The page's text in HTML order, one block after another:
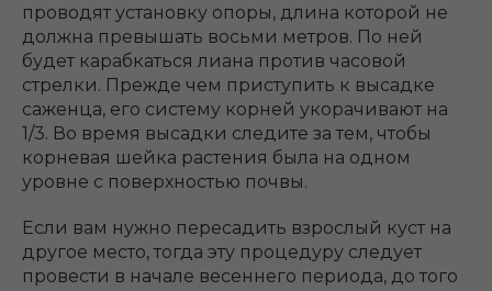
проводят установку опоры, длина которой не
должна превышать восьми метров. По ней
будет карабкаться лиана против часовой
стрелки. Прежде чем приступить к высадке
саженца, его систему корней укорачивают на
1/3. Во время высадки следите за тем, чтобы
корневая шейка растения была на одном
уровне с поверхностью почвы.
Если вам нужно пересадить взрослый куст на
другое место, тогда эту процедуру следует
провести в начале весеннего периода, до того